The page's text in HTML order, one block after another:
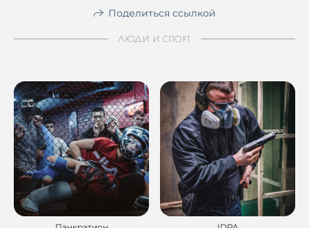
Поделиться ссылкой
ЛЮДИ И СПОРТ